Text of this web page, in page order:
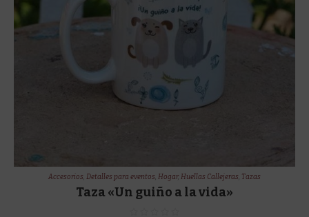
Accesorios, Detalles para eventos, Hogar, Huellas Callejeras, Tazas
Taza «Un guiño a la vida»